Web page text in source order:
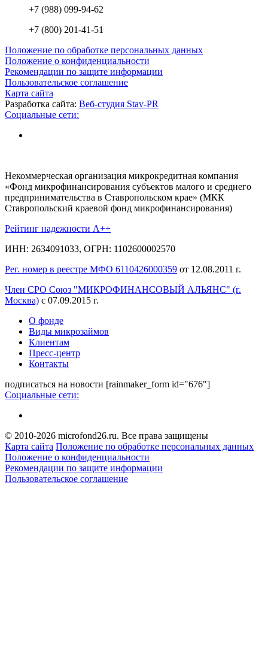
+7 (988) 099-94-62
+7 (800) 201-41-51
Положение по обработке персональных данных
Положение о конфиденциальности
Рекомендации по защите информации
Пользовательское соглашение
Карта сайта
Разработка сайта: Веб-студия Stav-PR
Социальные сети:
Некоммерческая организация микрокредитная компания
«Фонд микрофинансирования субъектов малого и среднего
предпринимательства в Ставропольском крае» (МКК
Ставропольский краевой фонд микрофинансирования)
Рейтинг надежности A++
ИНН: 2634091033, ОГРН: 1102600002570
Рег. номер в реестре МФО 6110426000359 от 12.08.2011 г.
Член СРО Союз "МИКРОФИНАНСОВЫЙ АЛЬЯНС" (г.
Москва) с 07.09.2015 г.
О фонде
Виды микрозаймов
Клиентам
Пресс-центр
Контакты
подписаться на новости [rainmaker_form id="676"]
Социальные сети:
© 2010-2026 microfond26.ru. Все права защищены
Карта сайта Положение по обработке персональных данных
Положение о конфиденциальности
Рекомендации по защите информации
Пользовательское соглашение